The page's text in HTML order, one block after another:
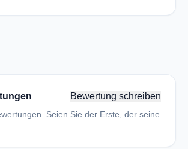
Bewertung schreiben
Seien Sie der Erste, der seine